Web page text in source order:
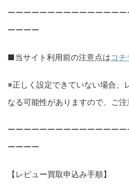
ーーーーーーーーーーーーーー
ーーーー
■当サイト利用前の注意点はコチ
※正しく設定できていない場合、
なる可能性がありますので、ご注
ーーーーーーーーーーーーーー
ーーーー
【レビュー買取申込み手順】